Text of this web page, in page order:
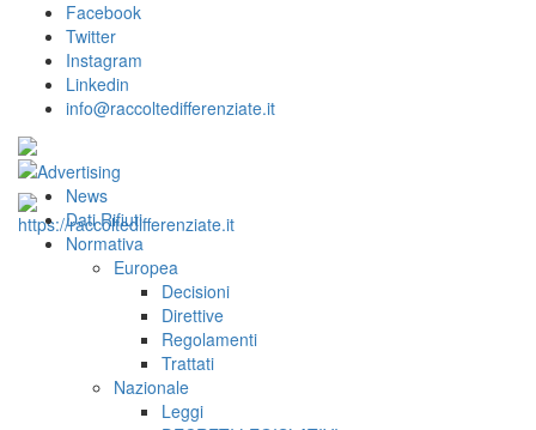
Facebook
Twitter
Instagram
Linkedin
info@raccoltedifferenziate.it
News
Dati Rifiuti
Normativa
Europea
Decisioni
Direttive
Regolamenti
Trattati
Nazionale
Leggi